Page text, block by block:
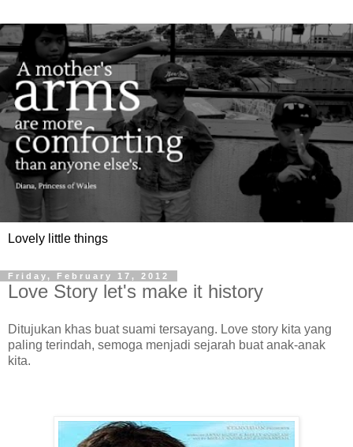
Lovely little things
Friday, February 17, 2012
Love Story let's make it history
Ditujukan khas buat suami tersayang. Love story kita yang
paling terindah, semoga menjadi sejarah buat anak-anak
kita.